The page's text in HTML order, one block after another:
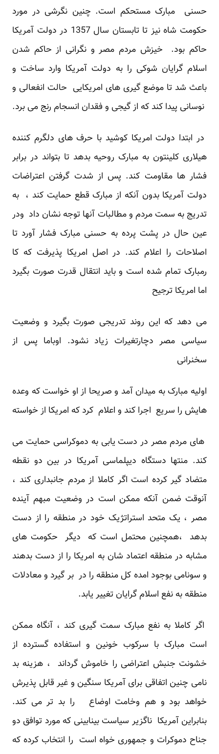
حسنی مبارک مستحکم است. چنین نگرشی در مورد
حکومت شاه نیز تا تابستان سال 1357 در دولت آمریکا
حاکم بود. خیزش مردم مصر و نگرانی از حاکم شدن
اسلام گرایان شوکی را به دولت آمریکا وارد ساخت و
باعث شد تا موضع گیری های امریکایی حالت انفعالی و
نوسانی پیدا کند که از گیجی و فقدان انسجام رنج می برد.
در ابتدا دولت امریکا کوشید با حرف های دلگرم کننده
هیلاری کلینتون به مبارک روحیه بدهد تا بتواند در برابر
فشار ها مقاومت کند. پس از شدت گرفتن اعتراضات
دولت آمریکا بدون آنکه از مبارک قطع حمایت کند ، به
تدریج به سمت مردم و مطالبات آنها توجه نشان داد ودر
عین حال در پشت پرده به حسنی مبارک فشار آورد تا
اصلاحات را اعلام کند. در اصل امریکا پذیرفت که کا
رمبارک تمام شده است و باید انتقال قدرت صورت بگیرد
اما امریکا ترجیح
می دهد که این روند تدریجی صورت بگیرد و وضعیت
سیاسی مصر دچارتغیرات زیاد نشود. اوباما پس از
سخنرانی
اولیه مبارک به میدان آمد و صریحا از او خواست که وعده
هایش را سریع اجرا کند و اعلام کرد که امریکا از خواسته
های مردم مصر در دست یابی به دموکراسی حمایت می
کند. منتها دستگاه دیپلماسی آمریکا در بین دو نقطه
متضاد گیر کرده است اگر کاملا از مردم جانبداری کند ،
آنوقت ضمن آنکه ممکن است در وضعیت مبهم آینده
مصر ، یک متحد استراتژیک خود در منطقه را از دست
بدهد ،همچنین محتمل است که دیگر حکومت های
مشابه در منطقه اعتماد شان به امریکا را از دست بدهند
و سونامی بوجود امده کل منطقه را در بر گیرد و معادلات
منطقه به نفع اسلام گرایان تغییر یابد.
اگر کاملا به نفع مبارک سمت گیری کند ، آنگاه ممکن
است مبارک با سرکوب خونین و استفاده گسترده از
خشونت جنبش اعتراضی را خاموش گرداند ، هزینه بد
نامی چنین اتفاقی برای آمریکا سنگین و غیر قابل پذیرش
خواهد بود و هم وخامت اوضاع را بد تر می کند.
بنابراین آمریکا ناگزیر سیاست بینابینی که مورد توافق دو
جناح دموکرات و جمهوری خواه است را انتخاب کرده که